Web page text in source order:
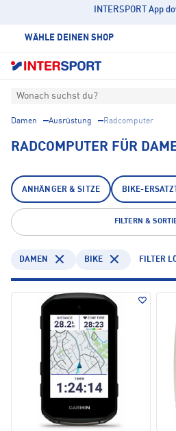
INTERSPORT App
WÄHLE DEINEN SHOP
Wonach suchst du?
Damen Ausrüstung Radcomputer
RADCOMPUTER FÜR
ANHÄNGER & SITZE BIKE-
FILTERN &
DAMEN BIKE FILTER